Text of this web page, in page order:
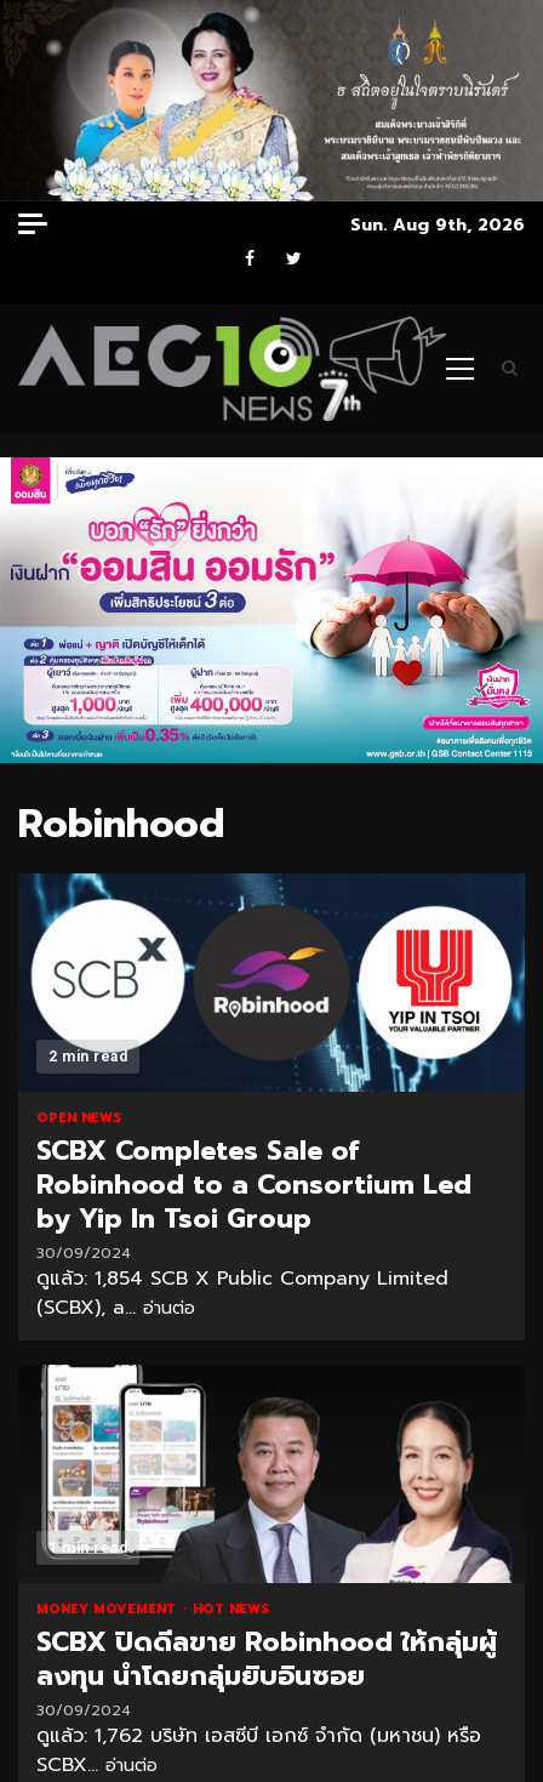
Skip
to
Sun. Aug 9th, 2026
Facebook
Twitter
Primary
Robinhood
2 min read
OPEN NEWS
SCBX Completes Sale of
Robinhood to a Consortium Led
by Yip In Tsoi Group
30/09/2024
ดูแล้ว: 1,854 SCB X Public Company Limited
(SCBX), a... อ่านต่อ
1 min read
MONEY MOVEMENT HOT NEWS
SCBX ปิดดีลขาย Robinhood ให้กลุ่มผู้
ลงทุน นำโดยกลุ่มยิบอินซอย
30/09/2024
ดูแล้ว: 1,762 บริษัท เอสซีบี เอกซ์ จำกัด (มหาชน) หรือ
SCBX... อ่านต่อ